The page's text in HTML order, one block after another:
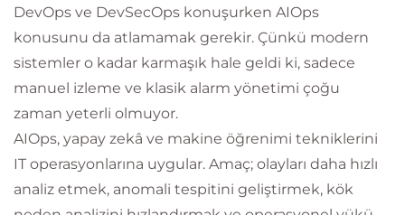
DevOps ve DevSecOps konuşurken AIOps
konusunu da atlamamak gerekir. Çünkü modern
sistemler o kadar karmaşık hale geldi ki, sadece
manuel izleme ve klasik alarm yönetimi çoğu
zaman yeterli olmuyor.
AIOps, yapay zekâ ve makine öğrenimi tekniklerini
IT operasyonlarına uygular. Amaç; olayları daha hızlı
analiz etmek, anomali tespitini geliştirmek, kök